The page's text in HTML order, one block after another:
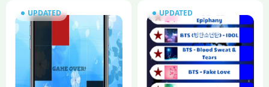
UPDATED UPDATED